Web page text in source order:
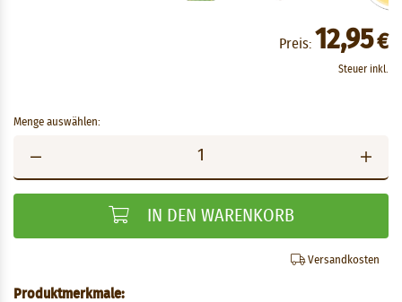
Preis: 12,95€
Steuer inkl.
Menge auswählen:
IN DEN WARENKORB
Versandkosten
Produktmerkmale: